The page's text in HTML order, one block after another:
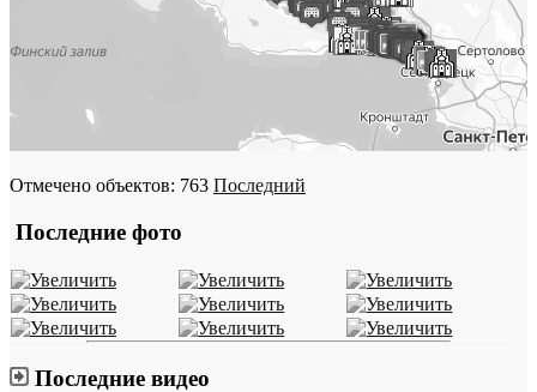
Отмечено объектов: 763 Последний
Последние фото
Последние видео